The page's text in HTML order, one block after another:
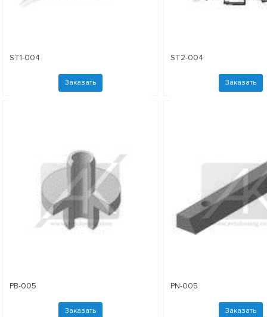
ST1-004
Заказать
ST2-004
Заказать
PB-005
Заказать
PN-005
Заказать